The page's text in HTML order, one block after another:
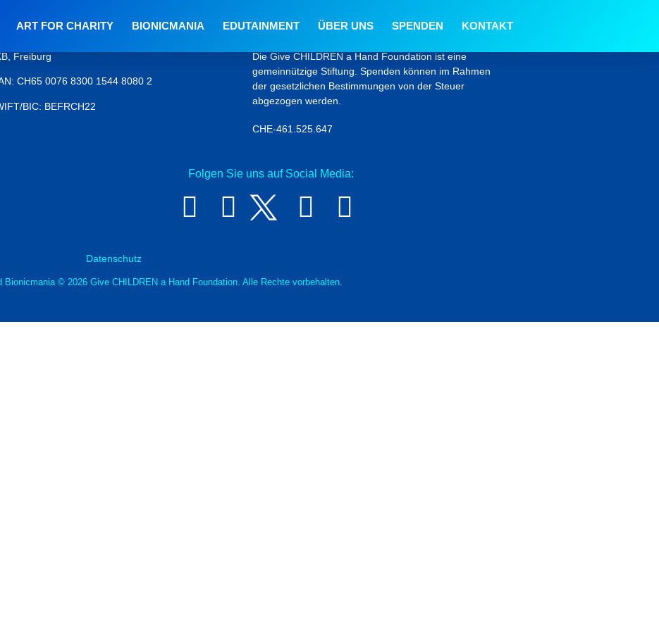
ART FOR CHARITY BIONICMANIA EDUTAINMENT ÜBER UNS SPENDEN KONTAKT
Freiburg
CH65 0076 8300 1544 8080 2
BIC: BEFRCH22
Steuer-Informationen
Die Give CHILDREN a Hand Foundation ist eine
gemeinnützige Stiftung. Spenden können im Rahmen
der gesetzlichen Bestimmungen von der Steuer
abgezogen werden.
CHE-461.525.647
Folgen Sie uns auf Social Media:
Datenschutz
Bionicmania © 2026 Give CHILDREN a Hand Foundation. Alle Rechte vorbehalten.